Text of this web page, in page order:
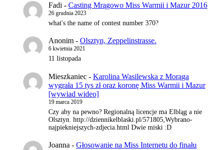
Fadi - Casting Mrągowo Miss Warmii i Mazur 2016
26 grudnia 2023
what's the name of contest number 370?
Anonim - Olsztyn, Zeppelinstrasse.
6 kwietnia 2021
11 listopada
Mieszkaniec - Karolina Wasilewska z Morąga
wygrała 15 tys zł oraz koronę Miss Warmii i Mazur
[wywiad wideo]
19 marca 2019
Czy aby na pewno? Regionalną licencje ma Elbląg a nie
Olsztyn. http://dziennikelblaski.pl/571805,Wybrano-
najpiekniejszych-zdjecia.html Dwie miski :D
Joanna - Głosowanie na Miss Internetu do finału